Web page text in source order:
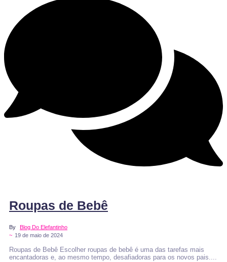
Roupas de Bebê
By
Blog Do Elefantinho
~ 19 de maio de 2024
Roupas de Bebê Escolher roupas de bebê é uma das tarefas mais
encantadoras e, ao mesmo tempo, desafiadoras para os novos pais....